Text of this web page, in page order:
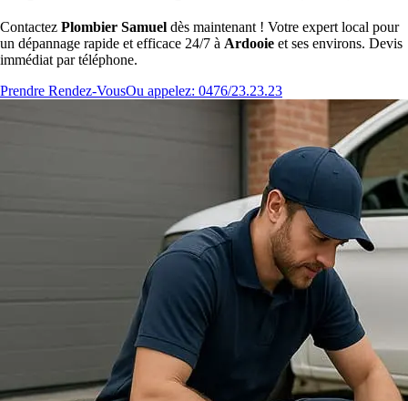
Contactez Plombier Samuel dès maintenant ! Votre expert local pour
un dépannage rapide et efficace 24/7 à Ardooie et ses environs. Devis
immédiat par téléphone.
Prendre Rendez-VousOu appelez: 0476/23.23.23